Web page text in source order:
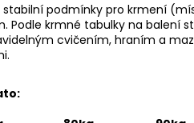
podmínky pro krmení
Podle krmné tabulky na balení
cvičením, hraním a